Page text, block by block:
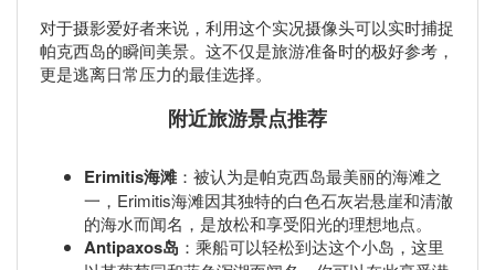
对于摄影爱好者来说，利用这个实况摄像头可以实时捕捉
帕克西岛的瞬间美景。这不仅是旅游准备时的极好参考，
更是逃离日常压力的最佳选择。
附近旅游景点推荐
Erimitis海滩 ：被认为是帕克西岛最美丽的海滩之
一，Erimitis海滩因其独特的白色石灰岩悬崖和清澈
的海水而闻名，是放松和享受阳光的理想地点。
Antipaxos岛 ：乘船可以轻松到达这个小岛，这里